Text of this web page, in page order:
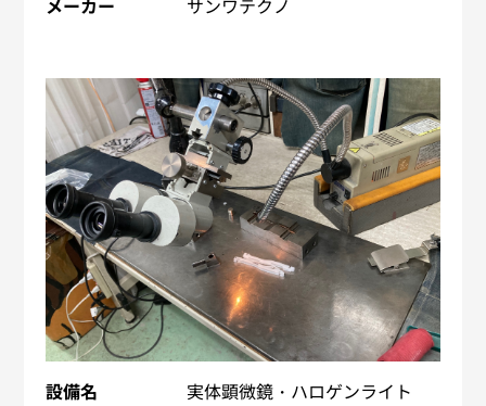
メーカー サンワテクノ
設備名 実体顕微鏡・ハロゲンライト